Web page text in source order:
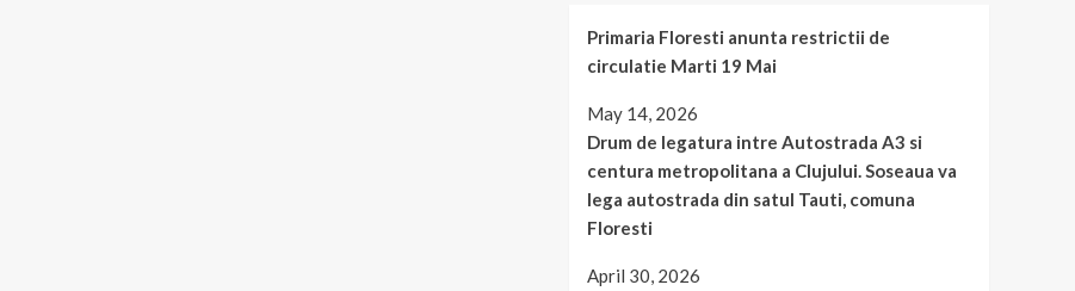
Primaria Floresti anunta restrictii de
circulatie Marti 19 Mai
May 14, 2026
Drum de legatura intre Autostrada A3 si
centura metropolitana a Clujului. Soseaua va
lega autostrada din satul Tauti, comuna
Floresti
April 30, 2026